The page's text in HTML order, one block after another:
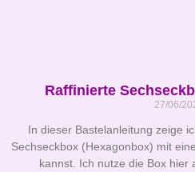
Raffinierte
27/06/
In dieser Bastelanleitung zeige
Sechseckbox (Hexagonbox) mit
kannst. Ich nutze die Box hier